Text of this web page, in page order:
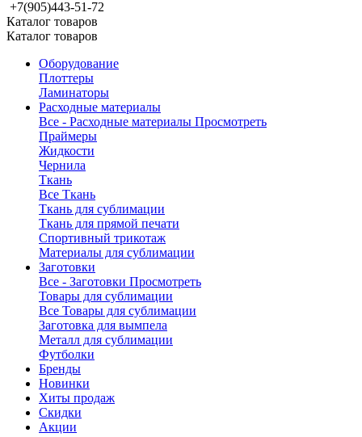
+7(905)443-51-72
Каталог товаров
Каталог товаров
Оборудование
Плоттеры
Ламинаторы
Расходные материалы
Все - Расходные материалы Просмотреть
Праймеры
Жидкости
Чернила
Ткань
Все Ткань
Ткань для сублимации
Ткань для прямой печати
Спортивный трикотаж
Материалы для сублимации
Заготовки
Все - Заготовки Просмотреть
Товары для сублимации
Все Товары для сублимации
Заготовка для вымпела
Металл для сублимации
Футболки
Бренды
Новинки
Хиты продаж
Скидки
Акции